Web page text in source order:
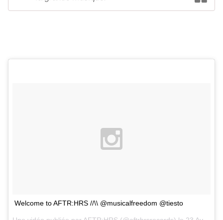
Welcome to AFTR:HRS //\\ @musicalfreedom @tiesto